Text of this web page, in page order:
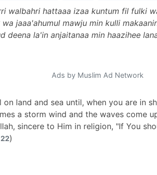
walbahri hattaaa izaa kuntum fil fulki
jaaa'ahumul mawju min kulli
deena la'in anjaitanaa min haazihee
Ads by Muslim Ad Network
land and sea until, when you are in
a storm wind and the waves come
sincere to Him in religion, "If You
)